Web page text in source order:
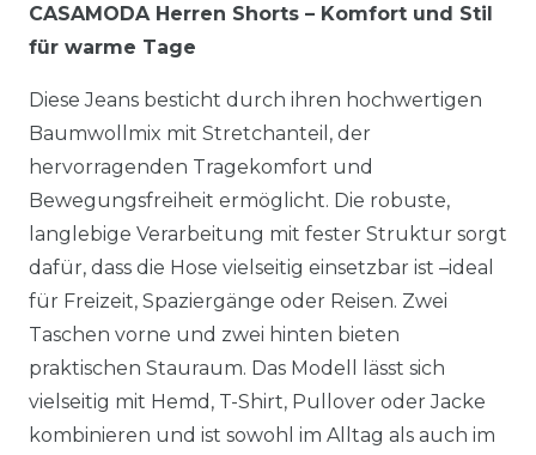
CASAMODA Herren Shorts – Komfort und Stil
für warme Tage
Diese Jeans besticht durch ihren hochwertigen
Baumwollmix mit Stretchanteil, der
hervorragenden Tragekomfort und
Bewegungsfreiheit ermöglicht. Die robuste,
langlebige Verarbeitung mit fester Struktur sorgt
dafür, dass die Hose vielseitig einsetzbar ist –ideal
für Freizeit, Spaziergänge oder Reisen. Zwei
Taschen vorne und zwei hinten bieten
praktischen Stauraum. Das Modell lässt sich
vielseitig mit Hemd, T-Shirt, Pullover oder Jacke
kombinieren und ist sowohl im Alltag als auch im